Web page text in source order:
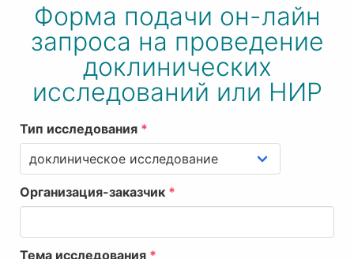
Форма подачи он-лайн
запроса на проведение
доклинических
исследований или НИР
Тип исследования *
Организация-заказчик *
Тема исследования *